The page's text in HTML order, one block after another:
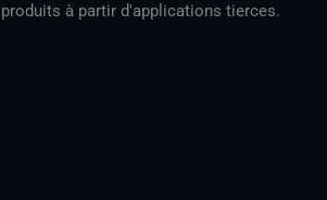
à partir d'applications tierces.